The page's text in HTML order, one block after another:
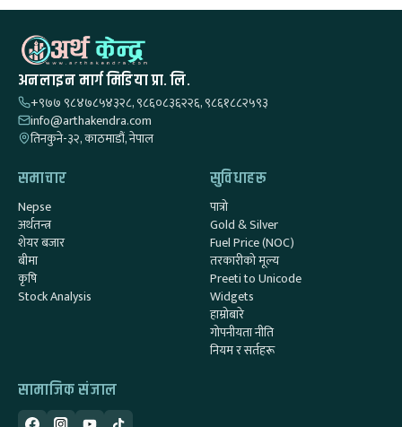
अनलाइन मार्ग मिडिया प्रा. लि.
+९७७ ९८४७८५४३२८, ९८६०८३६२२६, ९८६१८८२५९३
info@arthakendra.com
तिनकुने-३२, काठमाडौं, नेपाल
समाचार
Nepse
अर्थतन्त्र
शेयर बजार
बीमा
कृषि
Stock Analysis
सुविधाहरू
पात्रो
Gold & Silver
Fuel Price (NOC)
तरकारीको मूल्य
Preeti to Unicode
Widgets
हाम्रोबारे
गोपनीयता नीति
नियम र सर्तहरू
सामाजिक संजाल